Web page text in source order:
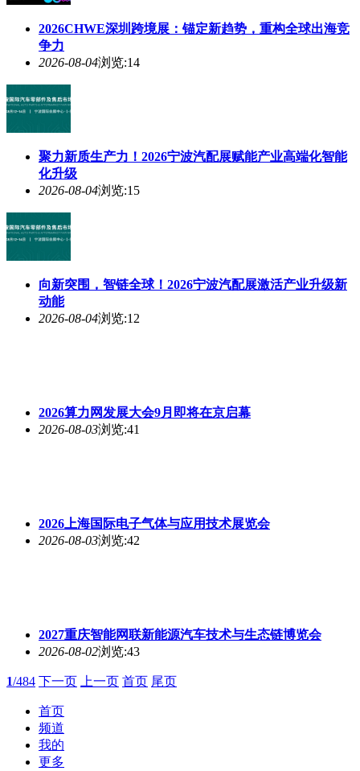
2026CHWE深圳跨境展：锚定新趋势，重构全球出海竞
争力
2026-08-04浏览:14
聚力新质生产力！2026宁波汽配展赋能产业高端化智能
化升级
2026-08-04浏览:15
向新突围，智链全球！2026宁波汽配展激活产业升级新
动能
2026-08-04浏览:12
2026算力网发展大会9月即将在京启幕
2026-08-03浏览:41
2026上海国际电子气体与应用技术展览会
2026-08-03浏览:42
2027重庆智能网联新能源汽车技术与生态链博览会
2026-08-02浏览:43
1/484 下一页 上一页 首页 尾页
首页
频道
我的
更多